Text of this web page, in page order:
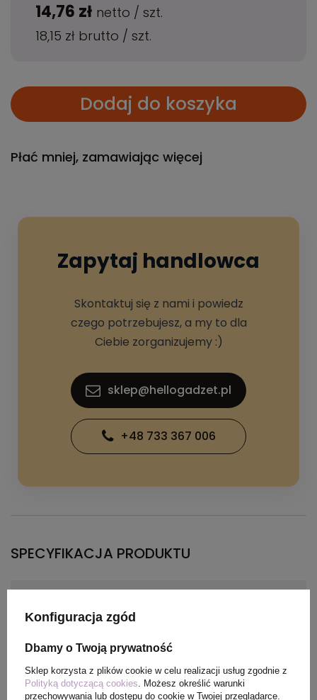
14,76 zł netto / szt.
18,15 zł brutto / szt.
Dodaj do koszyka
Płać mniej, zamawiając więcej
Zapytaj handlowca
Skontaktuj się z nami i powiedz
czego potrzebujesz, a my to dla
Ciebie zorganizujemy :)
sklep@hellogadzet.pl
+48 733 367 006
SPECYFIKACJA PRODUKTU
Kolor czarny
Konfiguracja zgód
Dbamy o Twoją prywatność
Sklep korzysta z plików cookie w celu realizacji usług zgodnie z
Polityką dotyczącą cookies . Możesz określić warunki
przechowywania lub dostępu do cookie w Twojej przeglądarce.